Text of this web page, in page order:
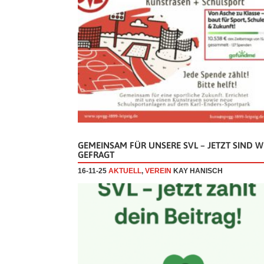
GEMEINSAM FÜR UNSERE SVL – JETZT SIND
GEFRAGT
16-11-25 AKTUELL, VEREIN KAY HANISCH